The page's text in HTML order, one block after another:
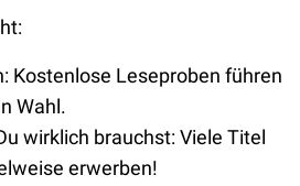
Kostenlose Leseproben führen
Wahl.
wirklich brauchst: Viele Titel
erwerben!